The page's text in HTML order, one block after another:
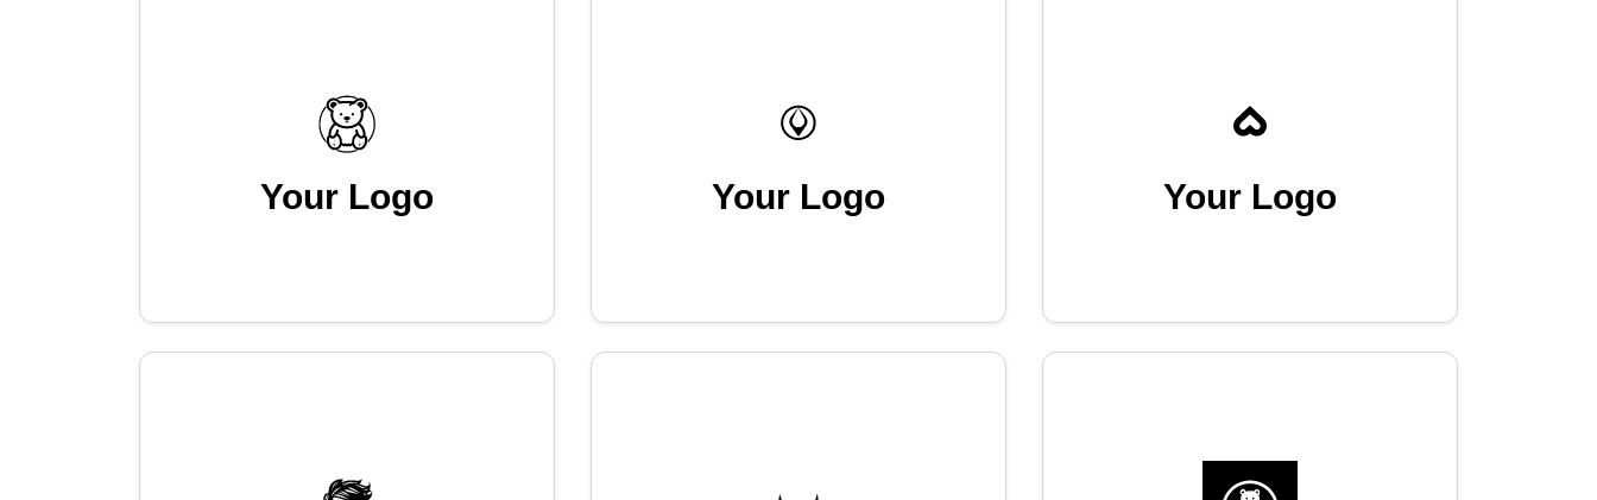
Your Logo Your Logo Your Logo